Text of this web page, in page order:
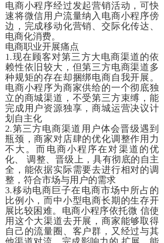
电商小程序经过发起营销活动，可快
速将微信用户流量纳入电商小程序傍
边，完成移动化营销、交际化传达、
电商化消费。
电商职业开展痛点
1.现在顾客对第三方大电商渠道的依
赖性依旧较大，但第三方电商渠道多
种规矩的存在却捆绑电商自我开展。
电商小程序为商家供给的一个彻底独
立的商城渠道，不受第三方束缚，能
完成用户资源独享，商城运营决议计
划自主化
2.第三方电商渠道用户体会晋级遇到
瓶颈，商家对店肆的优化调整作用力
不大。而电商小程序在对渠道的优
化、 调整、晋级上，具有彻底的自主
全，能依据实际需要去进行相对的调
整，符合市场与用户的需求
3.移动电商巨子在电商市场中所占的
比例小，而中小型电商长期的生存开
展比较困难。电商小程序依托微 信使
用这个大渠道去开展，商家能够取得
自己的流量圈、客户群，又经过与其